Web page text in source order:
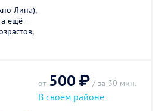
Лина),
ещё -
от 500 ₽ / за 30 мин.
В своём районе